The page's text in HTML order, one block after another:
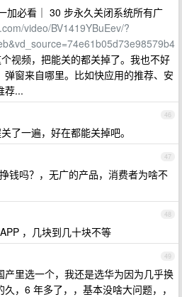
加必看｜ 30 步永久关闭系统所有广
video/BV1419YBuEev/?
视频，把能关的都关掉了。我也不好
窗来自哪里。比如快应用的推荐、安
荐...
46
了一遍，好在都能关掉吧。
47
钱吗？，无广的产品，消费者为啥不
48
，几块到几十块不等
49
产里选一个，我还是选华为因为几乎换
，6 年多了，，基本没啥大问题，，